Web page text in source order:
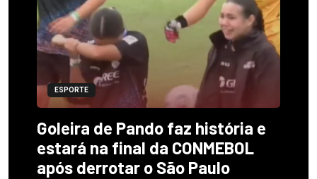
ESPORTE
Goleira de Pando faz história e
estará na final da CONMEBOL
após derrotar o São Paulo